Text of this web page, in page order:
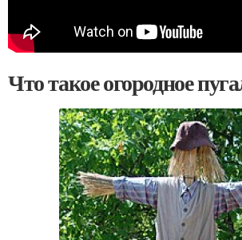
Что такое огородное